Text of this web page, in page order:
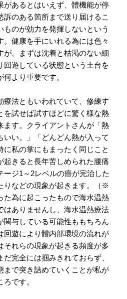
があるとはいえず、體機能が停
のある箇所まで送り届けるこ
ものが効力を発揮しないという
。健康を手にいれる為には色々
が、まずは沈着と枯渇のない細
回遊している状態という土台を
より重要です。
療法ともいわれていて、修練す
を試せば試すほどに驚く様な熱
ます。クライアントさんが「熱
いい。」「どんどん熱が入って
に私の掌にもまったく同じこと
起きると長年苦しめられた腰痛
ージ1～2レベルの癌が完治した
りなどの現象が起きます。（※
た為に起こったもので海水温熱
はありませんし、海水温熱療法
関与している可能性ももちろん
回遊により體内部環境の流れが
それらの現象が起きる頻度が多
完全には掴みきれておらず、
まで突き詰めていくことが私が
です。